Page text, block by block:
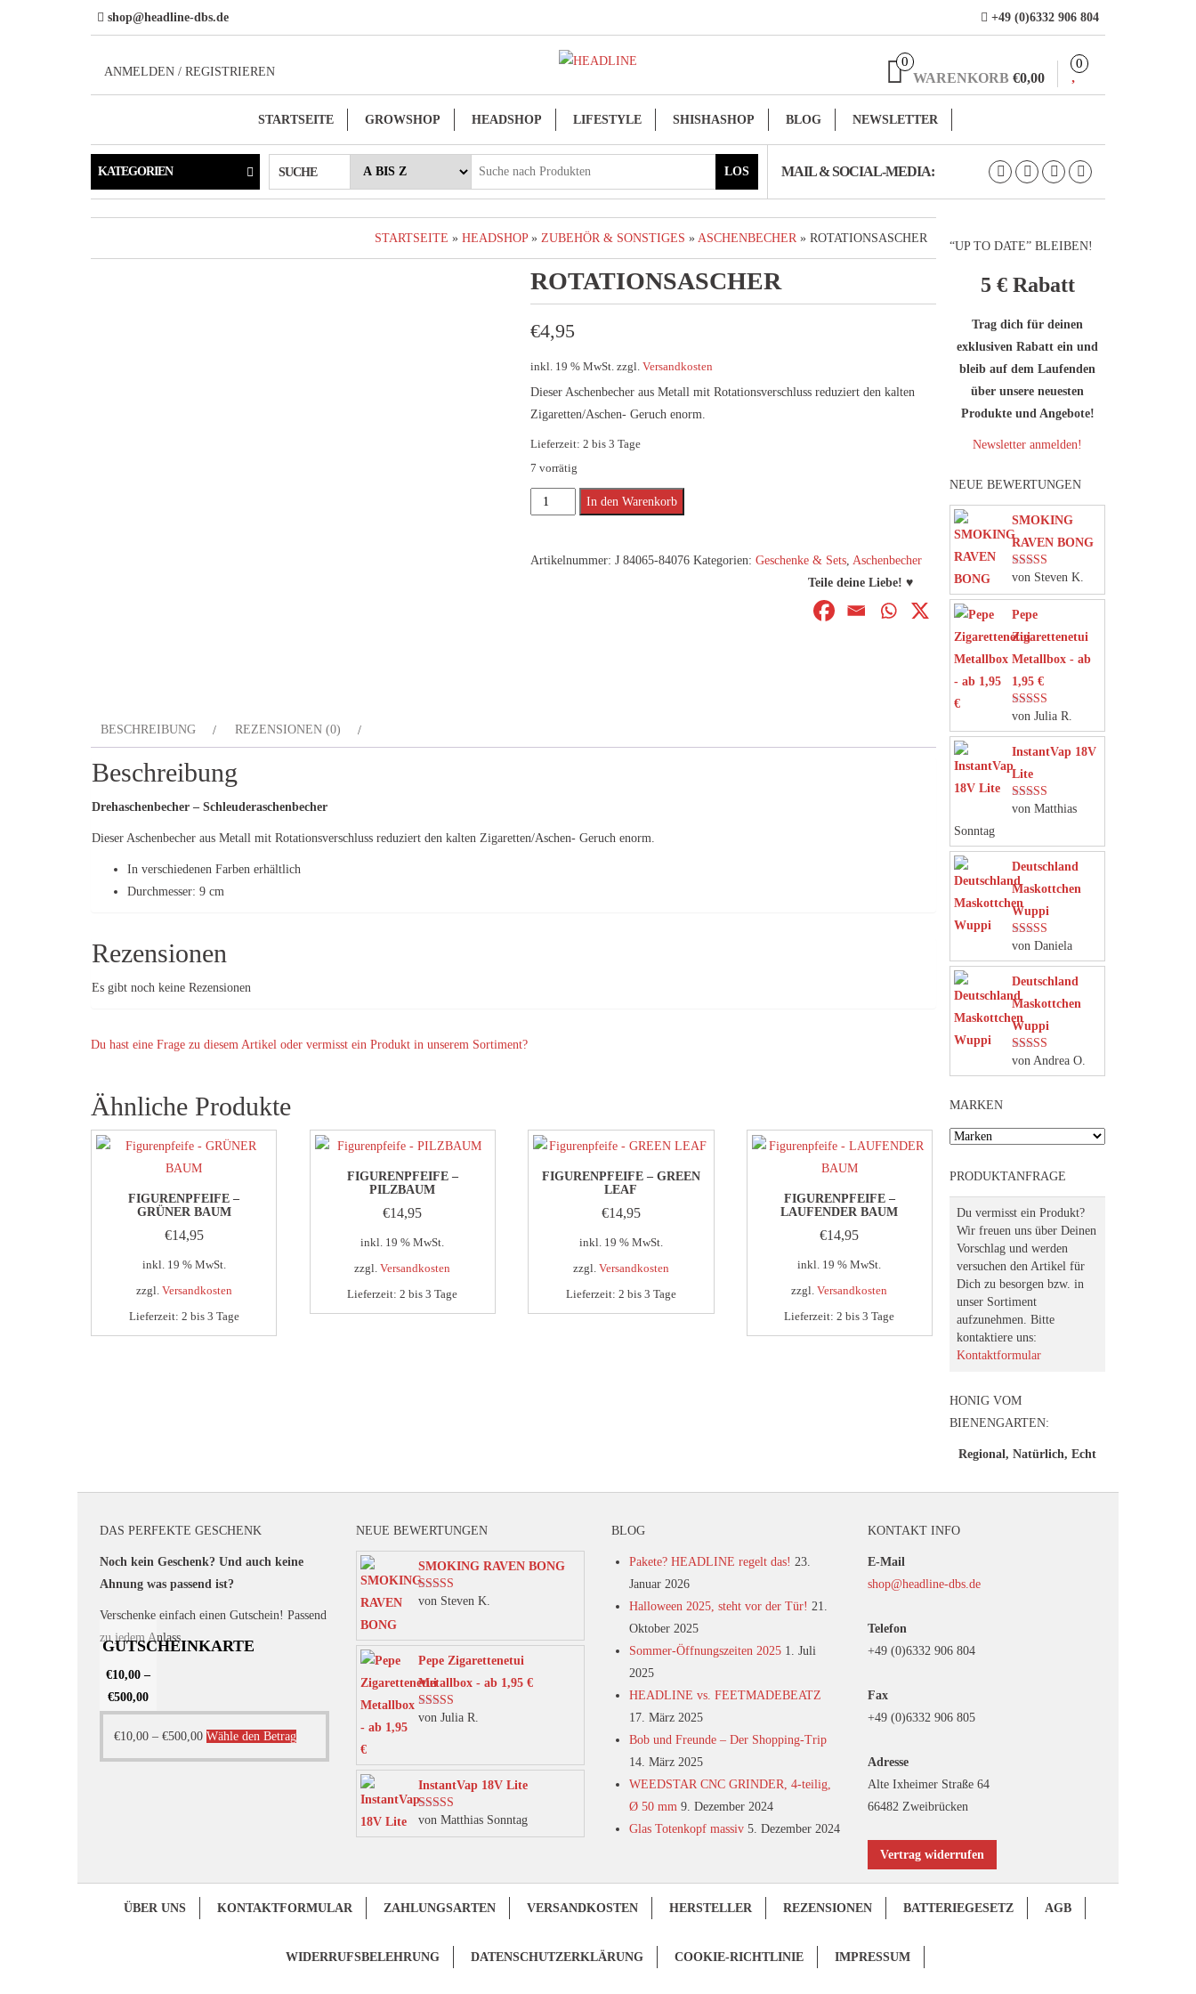
shop@headline-dbs.de +49 (0)6332 906 804
ANMELDEN / REGISTRIEREN
0
WARENKORB €0,00
0
STARTSEITE GROWSHOP HEADSHOP LIFESTYLE SHISHASHOP BLOG NEWSLETTER
KATEGORIEN SUCHE LOS MAIL & SOCIAL-MEDIA:
STARTSEITE » HEADSHOP» ZUBEHÖR & SONSTIGES » ASCHENBECHER» ROTATIONSASCHER
ROTATIONSASCHER
€4,95
inkl. 19 % MwSt. zzgl. Versandkosten
Dieser Aschenbecher aus Metall mit Rotationsverschluss reduziert den kalten
Zigaretten/Aschen- Geruch enorm.
Lieferzeit: 2 bis 3 Tage
7 vorrätig
RotationsascherIn den Warenkorb
Artikelnummer: J 84065-84076 Kategorien: Geschenke & Sets, Aschenbecher
Teile deine Liebe! ♥
BESCHREIBUNG REZENSIONEN (0)
Beschreibung
Drehaschenbecher – Schleuderaschenbecher
Dieser Aschenbecher aus Metall mit Rotationsverschluss reduziert den kalten Zigaretten/Aschen- Geruch enorm.
In verschiedenen Farben erhältlich
Durchmesser: 9 cm
Rezensionen
Es gibt noch keine Rezensionen
Du hast eine Frage zu diesem Artikel oder vermisst ein Produkt in unserem Sortiment?
Ähnliche Produkte
FIGURENPFEIFE –
GRÜNER BAUM
€14,95
inkl. 19 % MwSt.
zzgl. Versandkosten
Lieferzeit: 2 bis 3 Tage
FIGURENPFEIFE –
PILZBAUM
€14,95
inkl. 19 % MwSt.
zzgl.Versandkosten
Lieferzeit:2 bis 3 Tage
FIGURENPFEIFE – GREEN
LEAF
€14,95
inkl. 19 % MwSt.
zzgl. Versandkosten
Lieferzeit: 2 bis 3 Tage
FIGURENPFEIFE –
LAUFENDER BAUM
€14,95
inkl. 19 % MwSt.
zzgl.Versandkosten
Lieferzeit:2 bis 3 Tage
“UP TO DATE” BLEIBEN!
5 € Rabatt
Trag dich für deinen
exklusiven Rabatt ein und
bleib auf dem Laufenden
über unsere neuesten
Produkte und Angebote!
Newsletter anmelden!
NEUE BEWERTUNGEN
SMOKING
RAVEN BONG
Bewertet mit
5von 5
von Steven K.
Pepe
Zigarettenetui
Metallbox - ab
1,95 €
Bewertet mit
5von 5
von Julia R.
InstantVap 18V
Lite
Bewertet mit
von Matthias
Sonntag
Deutschland
Maskottchen
Wuppi
Bewertet mit
5von 5
von Daniela
Deutschland
Maskottchen
Wuppi
Bewertet mit
5von 5
von Andrea O.
MARKEN
PRODUKTANFRAGE
Du vermisst ein Produkt?
Wir freuen uns über Deinen
Vorschlag und werden
versuchen den Artikel für
Dich zu besorgen bzw. in
unser Sortiment
aufzunehmen. Bitte
kontaktiere uns:
Kontaktformular
HONIG VOM
BIENENGARTEN:
Regional, Natürlich, Echt
DAS PERFEKTE GESCHENK
Noch kein Geschenk? Und auch keine
Ahnung was passend ist?
Verschenke einfach einen Gutschein! Passend
zu jedem Anlass.
GUTSCHEINKARTE
€10,00 –
€500,00
€10,00 – €500,00 Wähle den BetragDieses
Produkt
können
der
NEUE BEWERTUNGEN
SMOKING RAVEN BONG
Bewertet mit
von Steven K.
Pepe Zigarettenetui
Metallbox - ab 1,95 €
Bewertet mit
von Julia R.
InstantVap 18V Lite
Bewertet mit
5von 5
von Matthias Sonntag
BLOG
Pakete? HEADLINE regelt das! 23.
Januar 2026
Halloween 2025, steht vor der Tür! 21.
Oktober 2025
Sommer-Öffnungszeiten 2025 1. Juli
2025
HEADLINE vs. FEETMADEBEATZ
17. März 2025
Bob und Freunde – Der Shopping-Trip
14. März 2025
WEEDSTAR CNC GRINDER, 4-teilig,
Ø 50 mm 9. Dezember 2024
Glas Totenkopf massiv 5. Dezember 2024
KONTAKT INFO
E-Mail
shop@headline-dbs.de
Telefon
+49 (0)6332 906 804
Fax
+49 (0)6332 906 805
Adresse
Alte Ixheimer Straße 64
66482 Zweibrücken
Vertrag widerrufen
ÜBER UNS KONTAKTFORMULAR ZAHLUNGSARTEN VERSANDKOSTEN HERSTELLER REZENSIONEN BATTERIEGESETZ AGB
WIDERRUFSBELEHRUNG DATENSCHUTZERKLÄRUNG COOKIE-RICHTLINIE IMPRESSUM